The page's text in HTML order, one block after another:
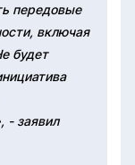
передовые
включая
будет
- заявил